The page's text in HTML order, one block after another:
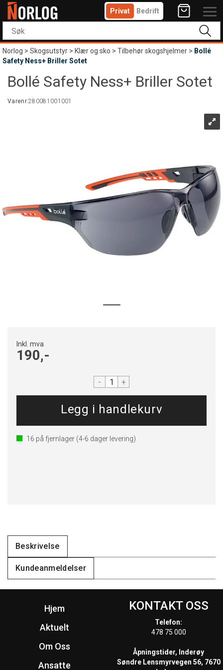
Privat Bedrift
Norlog>Skogsutstyr>Klær og sko>Tilbehør skogshjelmer> Bollé
Safety Ness+ Briller Sotet
Bollé Safety Ness+ Briller Sotet
Varenr:280081001001
Inkl. mva
190,-
- +
16 på fjernlager (4-6 dager levering)
Beskrivelse
Kundeanmeldelser
Hjem
Aktuelt
Om Oss
Ansatte
KONTAKT OSS
Telefon:
478 75 000
Åpningstider, Inderøy
Søndre Lensmyrvegen 56, 7670